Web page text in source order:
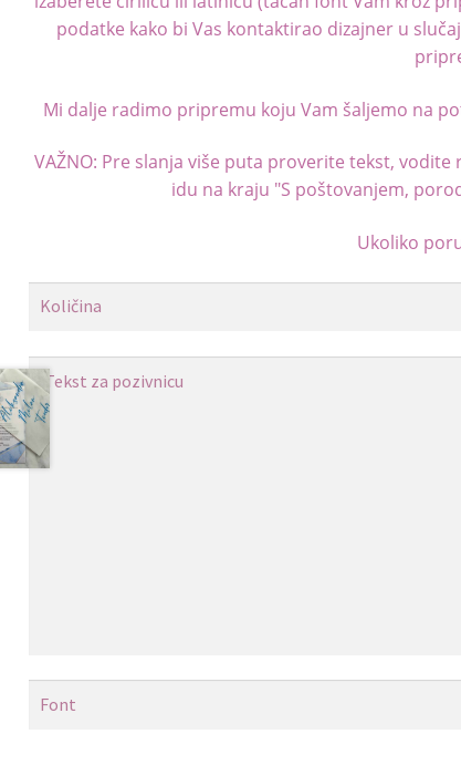
podatke kako bi Vas kontaktirao dizajner u
Mi dalje radimo pripremu koju Vam šaljemo na
VAŽNO: Pre slanja više puta proverite tekst,
idu na kraju "S poštovanjem,
Ukoliko